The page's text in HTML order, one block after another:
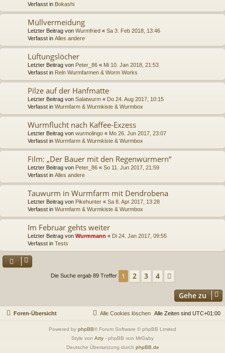
Verfasst in Bokashi
Müllvermeidung
Letzter Beitrag von Wurmfried « Sa 3. Feb 2018, 13:46
Verfasst in Alles andere
Lüftungslöcher
Letzter Beitrag von Peter_86 « Mi 10. Jan 2018, 21:53
Verfasst in Reln Wurmfarmen & Worm Works
Pilze auf der Hanfmatte
Letzter Beitrag von Salatwurm « Do 24. Aug 2017, 10:15
Verfasst in Wurmfarm & Wurmkiste & Wurmbox
Wurmflucht nach Kaffee-Exzess
Letzter Beitrag von wurmolingo « Mo 26. Jun 2017, 23:07
Verfasst in Wurmfarm & Wurmkiste & Wurmbox
Film: „Der Bauer mit den Regenwürmern“
Letzter Beitrag von Peter_86 « So 11. Jun 2017, 21:59
Verfasst in Alles andere
Tauwurm in Wurmfarm mit Dendrobena
Letzter Beitrag von Pikehunter « Sa 8. Apr 2017, 13:28
Verfasst in Wurmfarm & Wurmkiste & Wurmbox
Im Februar gehts weiter
Letzter Beitrag von Wurmmann « Di 24. Jan 2017, 09:55
Verfasst in Tests
Die Suche ergab 89 Treffer 1 2 3 4
Gehe zu
Foren-Übersicht Alle Zeiten sind UTC+01:00
Alle Cookies löschen
Powered by phpBB® Forum Software © phpBB Limited
Style von Arty - phpBB von MrGaby
Deutsche Übersetzung durch phpBB.de